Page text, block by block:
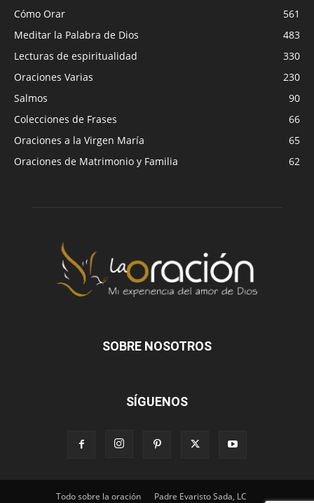
Cómo Orar
561
Meditar la Palabra de Dios
483
Lecturas de espiritualidad
330
Oraciones Varias
230
Salmos
90
Colecciones de Frases
66
Oraciones a la Virgen María
65
Oraciones de Matrimonio y Familia
62
SOBRE NOSOTROS
SÍGUENOS
Todo sobre la oración Padre Evaristo Sada, LC